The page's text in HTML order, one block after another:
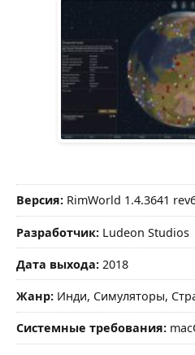
Версия: RimWorld 1.4.3641
Разработчик: Ludeon Studios
Дата выхода: 2018
Жанр: Инди, Симуляторы,
Системные требования: